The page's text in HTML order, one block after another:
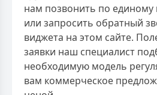
нам позвонить по
или запросить обратный
виджета на этом сайте.
заявки наш специалист
необходимую модель
вам коммерческое